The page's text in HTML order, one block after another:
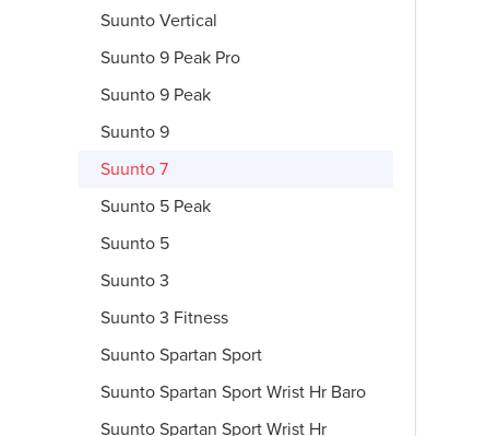
Suunto Vertical
Suunto 9 Peak Pro
Suunto 9 Peak
Suunto 9
Suunto 7
Suunto 5 Peak
Suunto 5
Suunto 3
Suunto 3 Fitness
Suunto Spartan Sport
Suunto Spartan Sport Wrist Hr Baro
Suunto Spartan Sport Wrist Hr